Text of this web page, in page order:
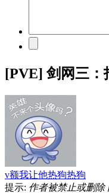
[PVE] 剑网三：
v额我让他热狗热狗
提示: 作者被禁止或删除